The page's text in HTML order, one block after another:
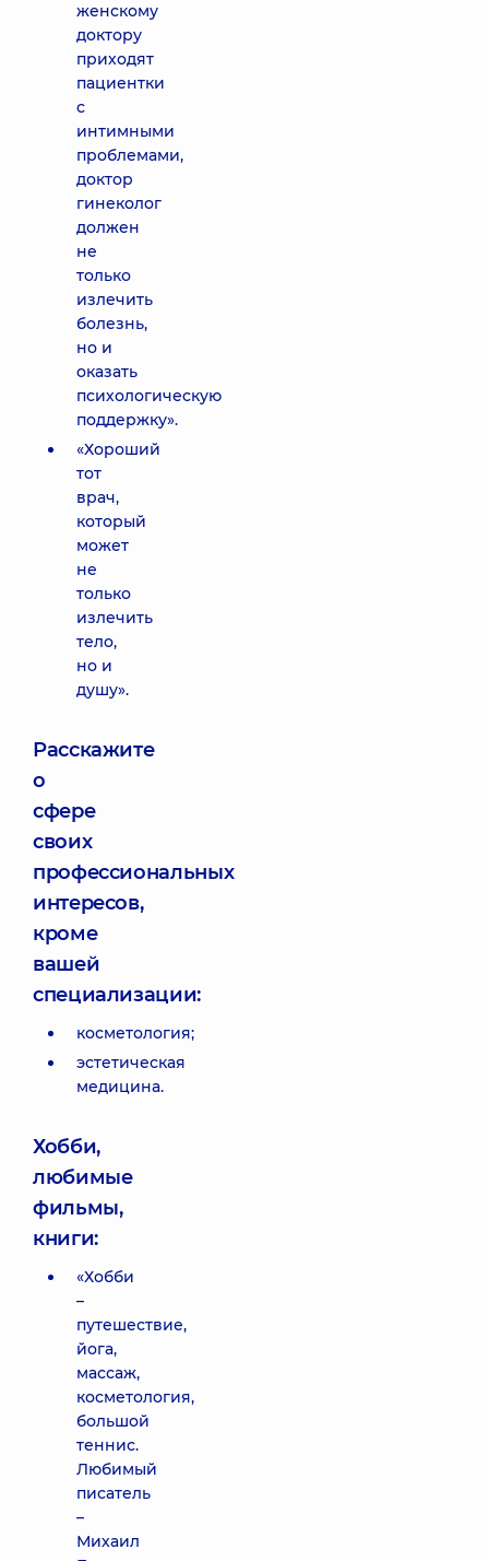
женскому
доктору
приходят
пациентки
с
интимными
проблемами,
доктор
гинеколог
должен
не
только
излечить
болезнь,
но и
оказать
психологическую
поддержку».
«Хороший
тот
врач,
который
может
не
только
излечить
тело,
но и
душу».
Расскажите
о
сфере
своих
профессиональных
интересов,
кроме
вашей
специализации:
косметология;
эстетическая
медицина.
Хобби,
любимые
фильмы,
книги:
«Хобби
–
путешествие,
йога,
массаж,
косметология,
большой
теннис.
Любимый
писатель
–
Михаил